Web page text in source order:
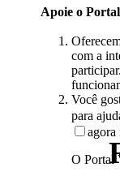
Apoie o
com a
Você
para
agora
O Portal